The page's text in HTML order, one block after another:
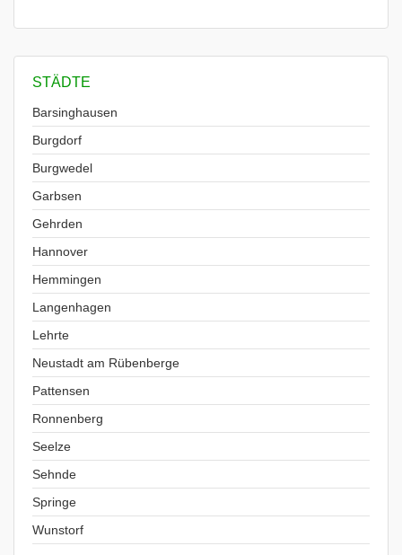
STÄDTE
Barsinghausen
Burgdorf
Burgwedel
Garbsen
Gehrden
Hannover
Hemmingen
Langenhagen
Lehrte
Neustadt am Rübenberge
Pattensen
Ronnenberg
Seelze
Sehnde
Springe
Wunstorf